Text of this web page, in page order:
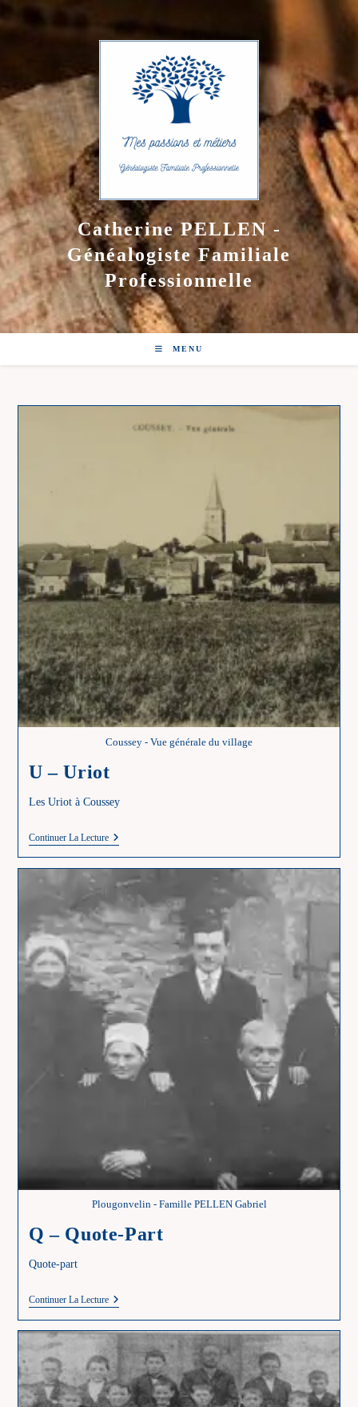
Catherine PELLEN -
Généalogiste Familiale
Professionnelle
MENU
Coussey - Vue générale du village
U – Uriot
Les Uriot à Coussey
Continuer La LectureU
–
Plougonvelin - Famille PELLEN Gabriel
Q – Quote-Part
Quote-part
Continuer La LectureQ
Part